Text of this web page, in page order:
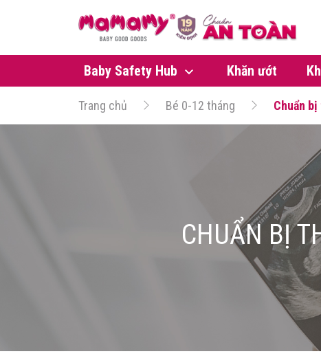
Baby Safety Hub Khăn ướt
Trang chủ Bé 0-12 tháng Chuẩn
CHUẨN BỊ